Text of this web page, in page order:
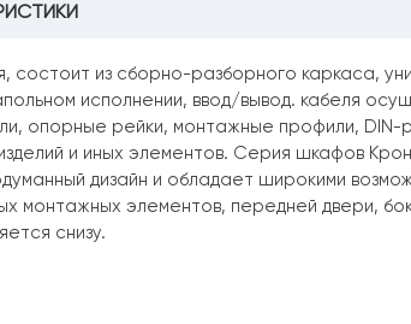
состоит из сборно-разборного каркаса,
исполнении, ввод/вывод. кабеля
опорные рейки, монтажные профили, DIN-
и иных элементов. Серия шкафов
дизайн и обладает широкими
монтажных элементов, передней двери,
снизу.